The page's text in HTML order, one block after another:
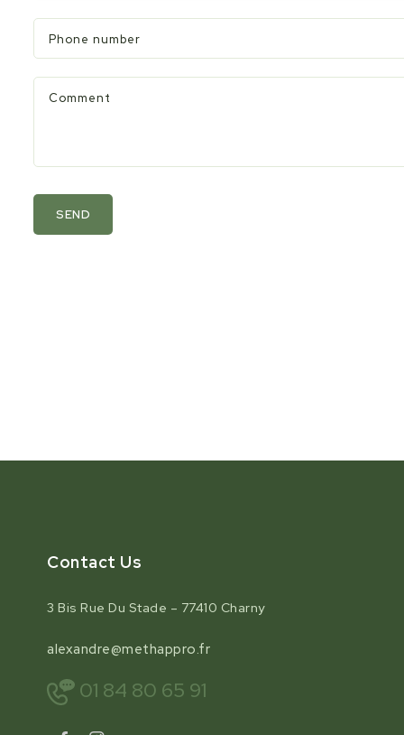
Phone number
Comment
SEND
Contact Us
3 Bis Rue Du Stade – 77410 Charny
alexandre@methappro.fr
01 84 80 65 91